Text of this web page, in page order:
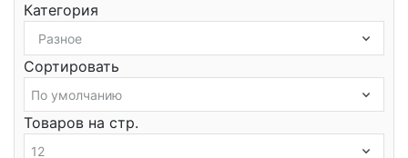
Категория
Сортировать
Товаров на стр.